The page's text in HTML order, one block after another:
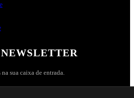
sua caixa de entrada.